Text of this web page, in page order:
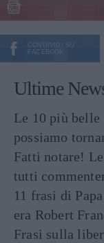
CONDIVIDI SU
FACEBOOK
Ultime
Le 10 più belle
possiamo
Fatti notare!
tutti
11 frasi di
era Robert
Frasi sulla